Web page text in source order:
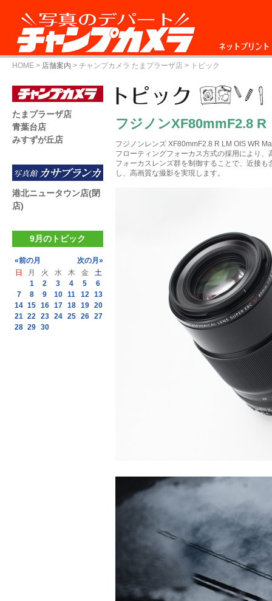
ネットプリント
HOME > 店舗案内 > チャンプカメラ たまプラーザ店 > トピック
フジノンXF80mmF2.8 R
フジノンレンズ XF80mmF2.8 R LM OIS WR
フローティングフォーカス方式の採用により
フォーカスレンズ群を制御することで、近接
し、高画質な撮影を実現します。
たまプラーザ店
青葉台店
みすずが丘店
港北ニュータウン店(閉
店)
9月のトピック
«前の月
次の月»
日
月 火 水 木 金
土
1
2 3 4 5
6
7
8 9 10 11 12 13
14 15 16 17 18 19 20
21 22 23 24 25 26 27
28 29 30